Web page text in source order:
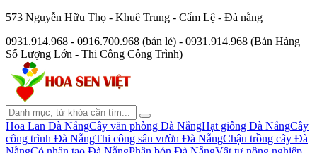
573 Nguyễn Hữu Thọ - Khuê Trung - Cẩm Lệ - Đà nẵng
0931.914.968 - 0916.700.968 (bán lẻ) - 0931.914.968 (Bán Hàng
Số Lượng Lớn - Thi Công Công Trình)
Hoa Lan Đà NẵngCây văn phòng Đà NẵngHạt giống Đà NẵngCây
công trình Đà NẵngThi công sân vườn Đà NẵngChậu trồng cây Đà